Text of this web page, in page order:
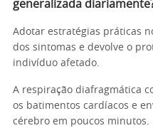
generalizada
Adotar estratégias práticas
dos sintomas e devolve o
indivíduo afetado.
A respiração diafragmática
os batimentos cardíacos e
cérebro em poucos minutos.